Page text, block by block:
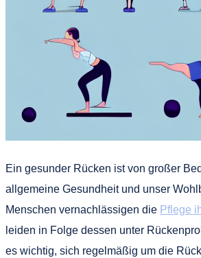
Ein gesunder Rücken ist von großer
allgemeine Gesundheit und unser
Menschen vernachlässigen die Pflege
leiden in Folge dessen unter
es wichtig, sich regelmäßig um die